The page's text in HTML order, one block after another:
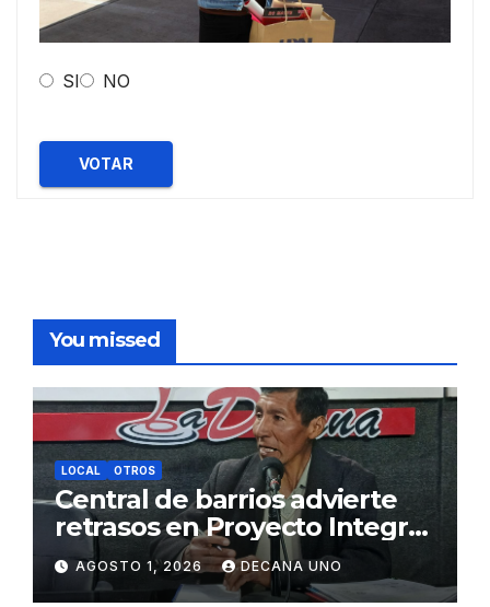
SI NO
VOTAR
You missed
LOCAL OTROS
Central de barrios advierte
retrasos en Proyecto Integral
de Agua y Alcantarillado para
Juliaca
AGOSTO 1, 2026 DECANA UNO